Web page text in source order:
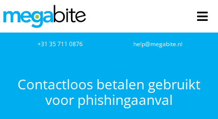
naar
inhoud
Netwerkbeheer
+31 35 711 0876 help@megabite.nl
Contactloos betalen gebruikt
voor phishingaanval